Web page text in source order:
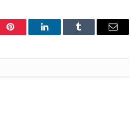
Pinterest LinkedInTumblr Email